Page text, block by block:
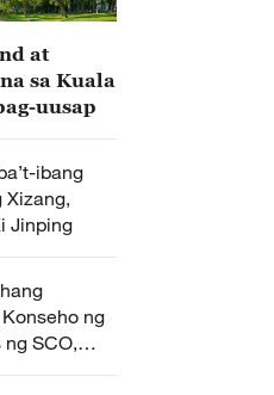
at
sa Kuala
uusap
ibang
Xizang,
Jinping
ng
SCO,
Jinping ng